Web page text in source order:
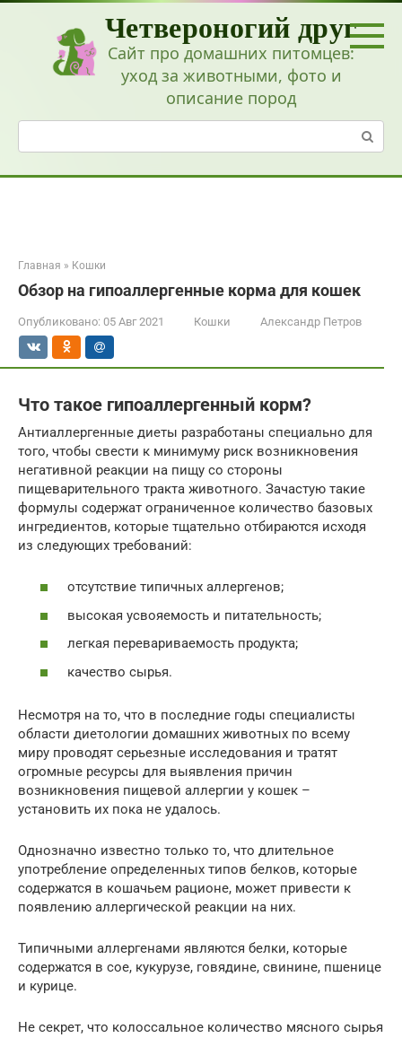
Перейти
Четвероногий друг
Сайт про домашних питомцев:
уход за животными, фото и
описание пород
Поиск:
Главная » Кошки
Обзор на гипоаллергенные корма для кошек
Опубликовано: 05 Авг 2021 Кошки Александр Петров
Что такое гипоаллергенный корм?
Антиаллергенные диеты разработаны специально для
того, чтобы свести к минимуму риск возникновения
негативной реакции на пищу со стороны
пищеварительного тракта животного. Зачастую такие
формулы содержат ограниченное количество базовых
ингредиентов, которые тщательно отбираются исходя
из следующих требований:
отсутствие типичных аллергенов;
высокая усвояемость и питательность;
легкая перевариваемость продукта;
качество сырья.
Несмотря на то, что в последние годы специалисты
области диетологии домашних животных по всему
миру проводят серьезные исследования и тратят
огромные ресурсы для выявления причин
возникновения пищевой аллергии у кошек –
установить их пока не удалось.
Однозначно известно только то, что длительное
употребление определенных типов белков, которые
содержатся в кошачьем рационе, может привести к
появлению аллергической реакции на них.
Типичными аллергенами являются белки, которые
содержатся в сое, кукурузе, говядине, свинине, пшенице
и курице.
Не секрет, что колоссальное количество мясного сырья